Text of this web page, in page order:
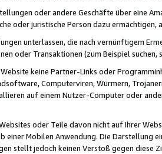
oder andere Geschäfte über eine
oder juristische Person dazu
unterlassen, die nach vernünftigem
oder Transaktionen (zum Beispiel
keine Partner-Links oder
Computerviren, Würmern,
auf einem Nutzer-Computer oder
oder Teile davon nicht auf Ihrer
einer Mobilen Anwendung. Die Darstellung
stellt jedoch keinen Verstoß gegen diese